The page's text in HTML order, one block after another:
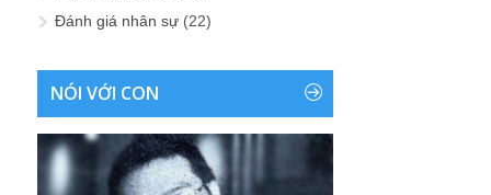
Đánh giá nhân sự (22)
NÓI VỚI CON